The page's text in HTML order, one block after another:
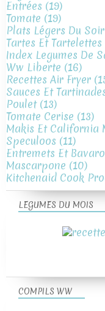
Entrées (19)
Tomate (19)
Plats Légers Du Soir
Tartes Et Tartelettes
Index Legumes De
Ww Liberte (16)
Recettes Air Fryer
Sauces Et
Poulet(13)
Tomate Cerise (13)
Makis Et California
Speculoos (11)
Entremets Et
Mascarpone (10)
Kitchenaid Cook
LEGUMES DU MOIS
COMPILS WW